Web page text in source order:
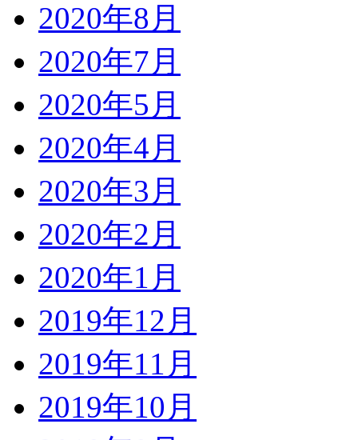
2020年8月
2020年7月
2020年5月
2020年4月
2020年3月
2020年2月
2020年1月
2019年12月
2019年11月
2019年10月